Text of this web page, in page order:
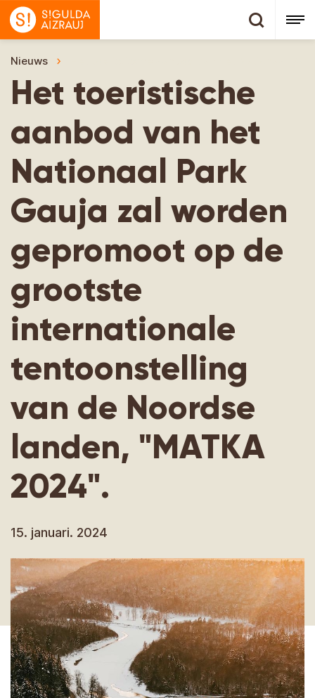
Nieuws
Het toeristische
aanbod van het
Nationaal Park
Gauja zal worden
gepromoot op de
grootste
internationale
tentoonstelling
van de Noordse
landen, "MATKA
2024".
15. januari. 2024